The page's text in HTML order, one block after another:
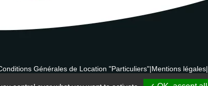
Générales de Location "Particuliers"|Mentions légales|